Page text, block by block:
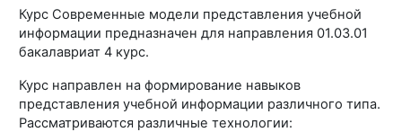
Курс Современные модели представления учебной
информации предназначен для направления 01.03.01
бакалавриат 4 курс.
Курс направлен на формирование навыков
представления учебной информации различного типа.
Рассматриваются различные технологии: